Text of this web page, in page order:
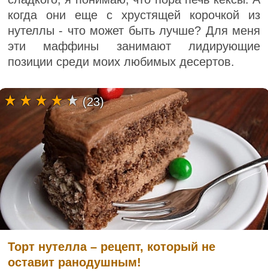
когда они еще с хрустящей корочкой из
нутеллы - что может быть лучше? Для меня
эти маффины занимают лидирующие
позиции среди моих любимых десертов.
Торт нутелла – рецепт, который не
оставит ранодушным!
(23)